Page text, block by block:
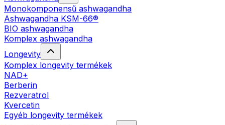
Monokomponensű ashwagandha
Ashwagandha KSM-66®
BIO ashwagandha
Komplex ashwagandha
Longevity
Komplex longevity termékek
NAD+
Berberin
Rezveratrol
Kvercetin
Egyéb longevity termékek